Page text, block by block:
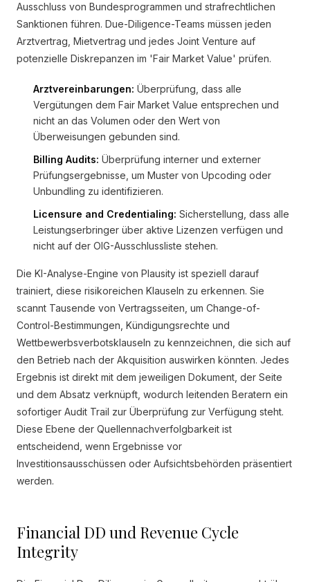
Ausschluss von Bundesprogrammen und strafrechtlichen
Sanktionen führen. Due-Diligence-Teams müssen jeden
Arztvertrag, Mietvertrag und jedes Joint Venture auf
potenzielle Diskrepanzen im 'Fair Market Value' prüfen.
Arztvereinbarungen: Überprüfung, dass alle
Vergütungen dem Fair Market Value entsprechen und
nicht an das Volumen oder den Wert von
Überweisungen gebunden sind.
Billing Audits: Überprüfung interner und externer
Prüfungsergebnisse, um Muster von Upcoding oder
Unbundling zu identifizieren.
Licensure and Credentialing: Sicherstellung, dass alle
Leistungserbringer über aktive Lizenzen verfügen und
nicht auf der OIG-Ausschlussliste stehen.
Die KI-Analyse-Engine von Plausity ist speziell darauf
trainiert, diese risikoreichen Klauseln zu erkennen. Sie
scannt Tausende von Vertragsseiten, um Change-of-
Control-Bestimmungen, Kündigungsrechte und
Wettbewerbsverbotsklauseln zu kennzeichnen, die sich auf
den Betrieb nach der Akquisition auswirken könnten. Jedes
Ergebnis ist direkt mit dem jeweiligen Dokument, der Seite
und dem Absatz verknüpft, wodurch leitenden Beratern ein
sofortiger Audit Trail zur Überprüfung zur Verfügung steht.
Diese Ebene der Quellennachverfolgbarkeit ist
entscheidend, wenn Ergebnisse vor
Investitionsausschüssen oder Aufsichtsbehörden präsentiert
werden.
Financial DD und Revenue Cycle
Integrity